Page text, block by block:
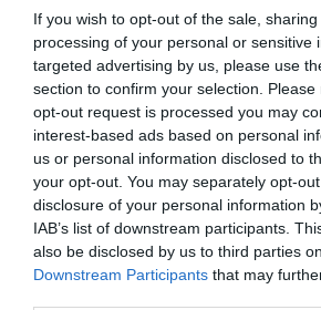
If you wish to opt-out of the sale,
processing of your personal or sensitive
targeted advertising by us, please use
section to confirm your selection.
opt-out request is processed you may
interest-based ads based on personal
us or personal information disclosed to
your opt-out. You may separately opt-
disclosure of your personal information
IAB’s list of downstream participants.
also be disclosed by us to third parties
Downstream Participants that may
Rádio Caria
Campanha
vacinação
antirrábica
no
Penamacor
HOJE, 0:15
Notícias de Águeda
Reunião
Municipal